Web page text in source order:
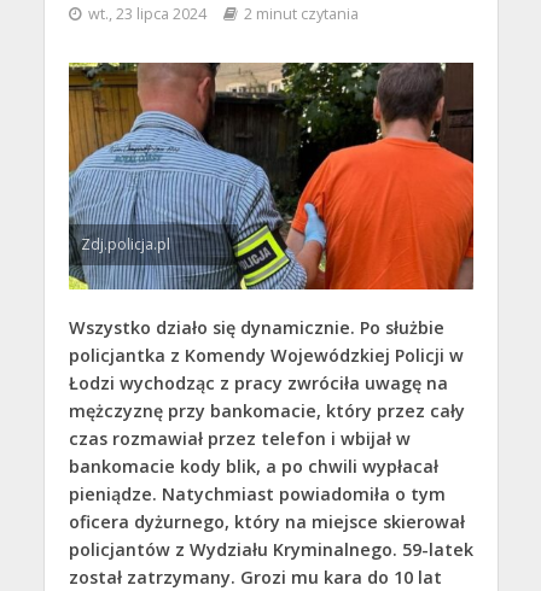
wt., 23 lipca 2024 2 minut czytania
Zdj.policja.pl
Wszystko działo się dynamicznie. Po służbie
policjantka z Komendy Wojewódzkiej Policji w
Łodzi wychodząc z pracy zwróciła uwagę na
mężczyznę przy bankomacie, który przez cały
czas rozmawiał przez telefon i wbijał w
bankomacie kody blik, a po chwili wypłacał
pieniądze. Natychmiast powiadomiła o tym
oficera dyżurnego, który na miejsce skierował
policjantów z Wydziału Kryminalnego. 59-latek
został zatrzymany. Grozi mu kara do 10 lat